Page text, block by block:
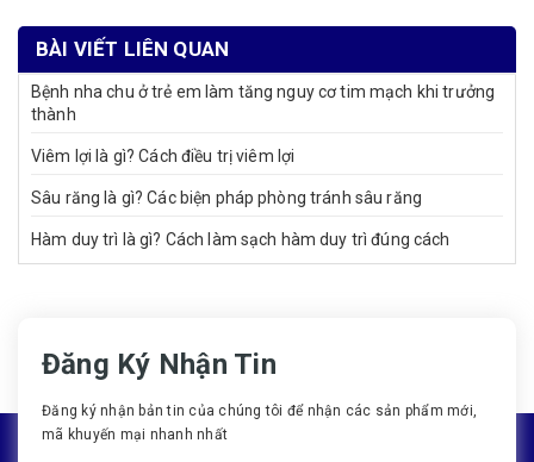
BÀI VIẾT LIÊN QUAN
Bệnh nha chu ở trẻ em làm tăng nguy cơ tim mạch khi trưởng
thành
Viêm lợi là gì? Cách điều trị viêm lợi
Sâu răng là gì? Các biện pháp phòng tránh sâu răng
Hàm duy trì là gì? Cách làm sạch hàm duy trì đúng cách
Đăng Ký Nhận Tin
Đăng ký nhận bản tin của chúng tôi để nhận các sản phẩm mới,
mã khuyến mại nhanh nhất